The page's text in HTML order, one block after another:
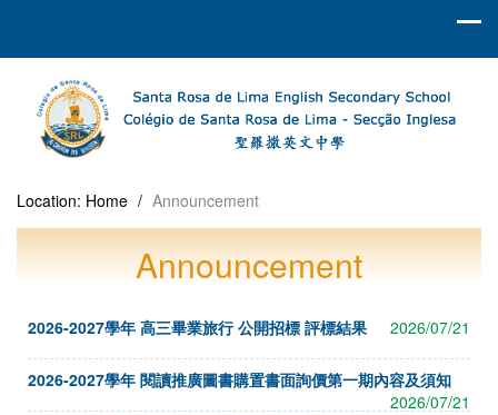
Location: Home / Announcement
Announcement
2026-2027學年 高三畢業旅行 公開招標 評標結果 2026/07/21
2026-2027學年 閱讀推廣圖書購置書面詢價第一期內容及須知
2026/07/21